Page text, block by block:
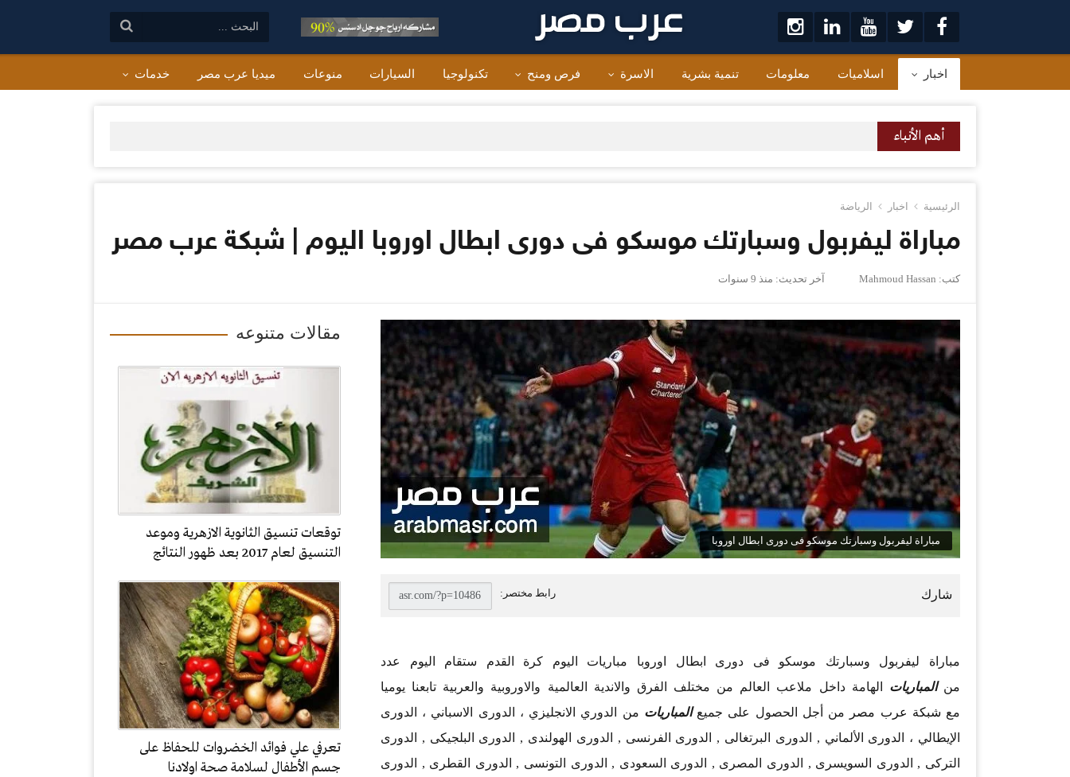
اخبار اسلاميات معلومات تنمية بشرية الاسرة فرص ومنح تكنولوجيا السيارات منوعات ميديا عرب مصر خدمات
أهم الأنباء
الرئيسية اخبار الرياضة
مباراة ليفربول وسبارتك موسكو فى دورى ابطال اوروبا اليوم | شبكة عرب مصر
كتب: Mahmoud Hassan آخر تحديث: منذ 9 سنوات
مقالات متنوعه
توقعات تنسيق الثانوية الازهرية وموعد
التنسيق لعام 2017 بعد ظهور النتائج
تعرفي علي فوائد الخضروات للحفاظ على
جسم الأطفال لسلامة صحة اولادنا
مباراة ليفربول وسبارتك موسكو فى دورى ابطال اوروبا
مباراة ليفربول وسبارتك موسكو فى دورى ابطال اوروبا مباريات اليوم كرة القدم ستقام اليوم عدد
منالمباريات الهامة داخل ملاعب العالم من مختلف الفرق والاندية العالمية والاوروبية والعربية تابعنا يوميا
مع شبكة عرب مصر من أجل الحصول على جميعالمباريات من الدوري الانجليزي ، الدورى الاسباني ، الدورى
الإيطالي ، الدورى الألماني , الدورى البرتغالى , الدورى الفرنسى , الدورى الهولندى , الدورى البلجيكى , الدورى
التركى , الدورى السويسرى , الدورى المصرى , الدورى السعودى , الدورى التونسى , الدورى القطرى , الدورى